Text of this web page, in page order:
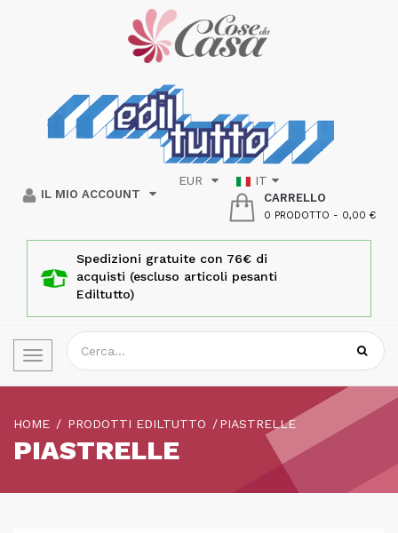
IL MIO ACCOUNT
EUR IT
CARRELLO
0 PRODOTTO - 0,00 €
Spedizioni gratuite con 76€ di
acquisti (escluso articoli pesanti
Ediltutto)
Toggle
navigation
HOME PRODOTTI EDILTUTTO PIASTRELLE
PIASTRELLE